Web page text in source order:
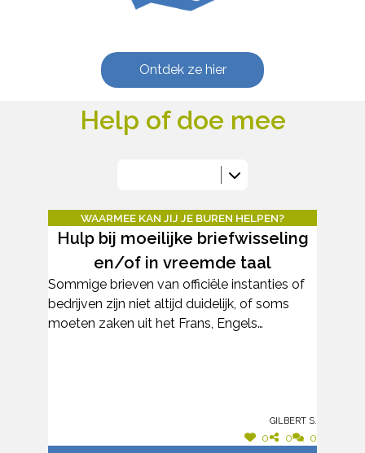
Ontdek ze hier
Help of doe mee
WAARMEE KAN JIJ JE BUREN HELPEN?
Hulp bij moeilijke briefwisseling
en/of in vreemde taal
Sommige brieven van officiële instanties of
bedrijven zijn niet altijd duidelijk, of soms
moeten zaken uit het Frans, Engels
Gilbert S.
0 0 0